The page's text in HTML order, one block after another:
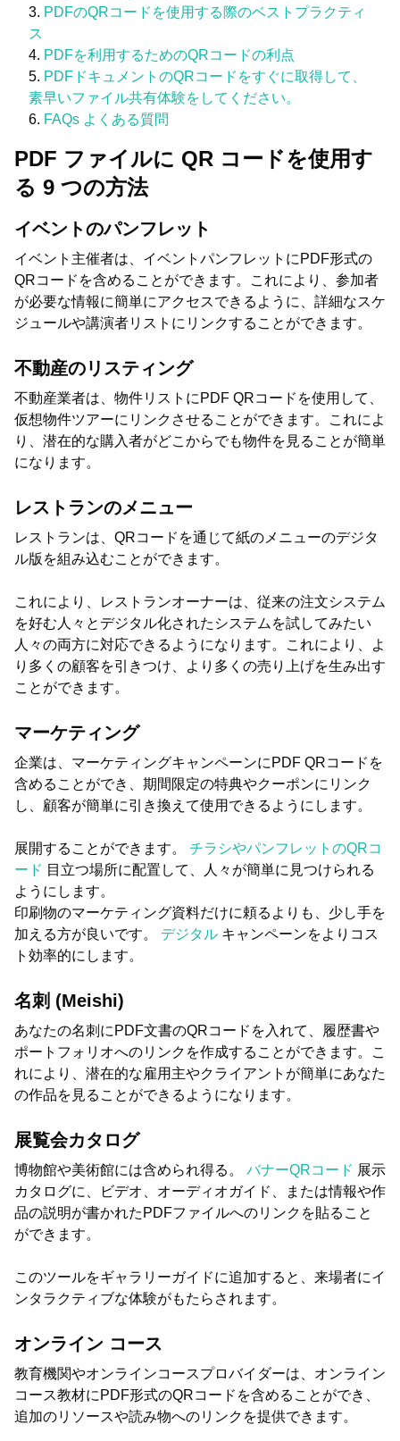
PDFのQRコードを使用する際のベストプラクティ
ス
PDFを利用するためのQRコードの利点
PDFドキュメントのQRコードをすぐに取得して、
素早いファイル共有体験をしてください。
FAQs よくある質問
PDF ファイルに QR コードを使用す
る 9 つの方法
イベントのパンフレット
イベント主催者は、イベントパンフレットにPDF形式の
QRコードを含めることができます。これにより、参加者
が必要な情報に簡単にアクセスできるように、詳細なスケ
ジュールや講演者リストにリンクすることができます。
不動産のリスティング
不動産業者は、物件リストにPDF QRコードを使用して、
仮想物件ツアーにリンクさせることができます。これによ
り、潜在的な購入者がどこからでも物件を見ることが簡単
になります。
レストランのメニュー
レストランは、QRコードを通じて紙のメニューのデジタ
ル版を組み込むことができます。
これにより、レストランオーナーは、従来の注文システム
を好む人々とデジタル化されたシステムを試してみたい
人々の両方に対応できるようになります。これにより、よ
り多くの顧客を引きつけ、より多くの売り上げを生み出す
ことができます。
マーケティング
企業は、マーケティングキャンペーンにPDF QRコードを
含めることができ、期間限定の特典やクーポンにリンク
し、顧客が簡単に引き換えて使用できるようにします。
展開することができます。 チラシやパンフレットのQRコ
ード 目立つ場所に配置して、人々が簡単に見つけられる
ようにします。
印刷物のマーケティング資料だけに頼るよりも、少し手を
加える方が良いです。 デジタル キャンペーンをよりコス
ト効率的にします。
名刺 (Meishi)
あなたの名刺にPDF文書のQRコードを入れて、履歴書や
ポートフォリオへのリンクを作成することができます。こ
れにより、潜在的な雇用主やクライアントが簡単にあなた
の作品を見ることができるようになります。
展覧会カタログ
博物館や美術館には含められ得る。 バナーQRコード 展示
カタログに、ビデオ、オーディオガイド、または情報や作
品の説明が書かれたPDFファイルへのリンクを貼ること
ができます。
このツールをギャラリーガイドに追加すると、来場者にイ
ンタラクティブな体験がもたらされます。
オンライン コース
教育機関やオンラインコースプロバイダーは、オンライン
コース教材にPDF形式のQRコードを含めることができ、
追加のリソースや読み物へのリンクを提供できます。